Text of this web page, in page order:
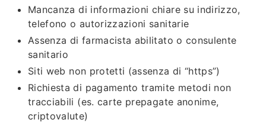
Mancanza di informazioni chiare su indirizzo,
telefono o autorizzazioni sanitarie
Assenza di farmacista abilitato o consulente
sanitario
Siti web non protetti (assenza di “https”)
Richiesta di pagamento tramite metodi non
tracciabili (es. carte prepagate anonime,
criptovalute)